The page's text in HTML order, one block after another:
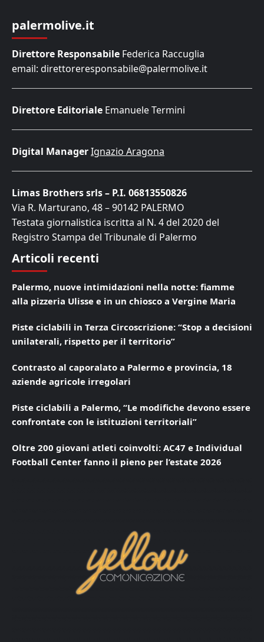
palermolive.it
Direttore Responsabile Federica Raccuglia
email: direttoreresponsabile@palermolive.it
Direttore Editoriale Emanuele Termini
Digital ManagerIgnazio Aragona
Limas Brothers srls – P.I. 06813550826
Via R. Marturano, 48 – 90142 PALERMO
Testata giornalistica iscritta al N. 4 del 2020 del
Registro Stampa del Tribunale di Palermo
Articoli recenti
Palermo, nuove intimidazioni nella notte: fiamme
alla pizzeria Ulisse e in un chiosco a Vergine Maria
Piste ciclabili in Terza Circoscrizione: “Stop a decisioni
unilaterali, rispetto per il territorio”
Contrasto al caporalato a Palermo e provincia, 18
aziende agricole irregolari
Piste ciclabili a Palermo, “Le modifiche devono essere
confrontate con le istituzioni territoriali”
Oltre 200 giovani atleti coinvolti: AC47 e Individual
Football Center fanno il pieno per l’estate 2026